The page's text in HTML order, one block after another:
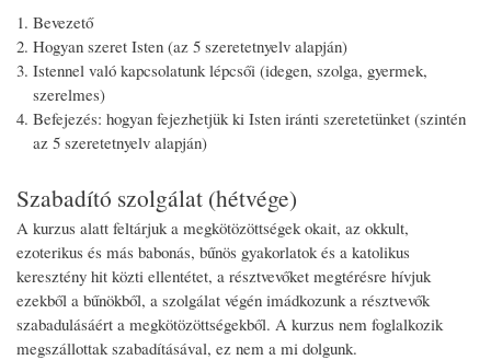
Bevezető
Hogyan szeret Isten (az 5 szeretetnyelv alapján)
Istennel való kapcsolatunk lépcsői (idegen, szolga, gyermek,
szerelmes)
Befejezés: hogyan fejezhetjük ki Isten iránti szeretetünket (szintén
az 5 szeretetnyelv alapján)
Szabadító szolgálat (hétvége)
A kurzus alatt feltárjuk a megkötözöttségek okait, az okkult,
ezoterikus és más babonás, bűnös gyakorlatok és a katolikus
keresztény hit közti ellentétet, a résztvevőket megtérésre hívjuk
ezekből a bűnökből, a szolgálat végén imádkozunk a résztvevők
szabadulásáért a megkötözöttségekből. A kurzus nem foglalkozik
megszállottak szabadításával, ez nem a mi dolgunk.